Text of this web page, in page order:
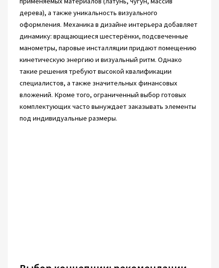
дерева), а также уникальность визуального
оформления. Механика в дизайне интерьера добавляет
динамику: вращающиеся шестерёнки, подсвеченные
манометры, паровые инсталляции придают помещению
кинетическую энергию и визуальный ритм. Однако
такие решения требуют высокой квалификации
специалистов, а также значительных финансовых
вложений. Кроме того, ограниченный выбор готовых
комплектующих часто вынуждает заказывать элементы
под индивидуальные размеры.